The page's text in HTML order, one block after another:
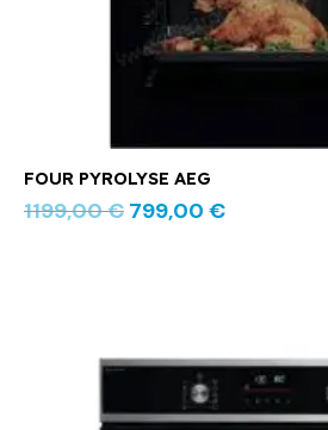
FOUR PYROLYSE AEG
1199,00€ 799,00 €
était :
849,00 €.
est :
479,00 €.